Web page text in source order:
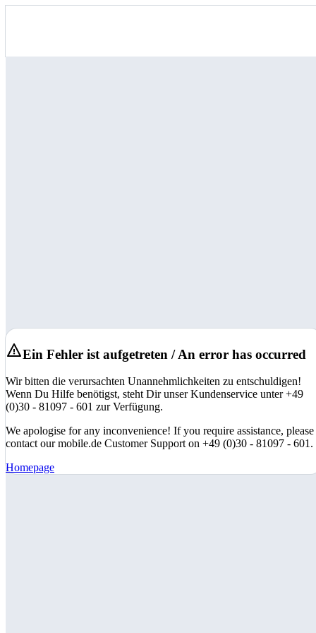
Ein Fehler ist aufgetreten / An error has occurred
Wir bitten die verursachten Unannehmlichkeiten zu entschuldigen!
Wenn Du Hilfe benötigst, steht Dir unser Kundenservice unter +49
(0)30 - 81097 - 601 zur Verfügung.
We apologise for any inconvenience! If you require assistance, please
contact our mobile.de Customer Support on +49 (0)30 - 81097 - 601.
Homepage